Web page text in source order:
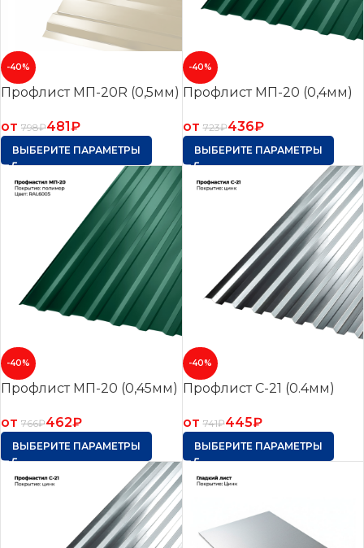
-40%
Профлист МП-20R (0,5мм)
от 798₽481₽
ВЫБЕРИТЕ ПАРАМЕТРЫ
-40%
Профлист МП-20 (0,4мм)
от 723₽436₽
ВЫБЕРИТЕ ПАРАМЕТРЫ
-40%
Профлист МП-20 (0,45мм)
от 766₽462₽
ВЫБЕРИТЕ ПАРАМЕТРЫ
-40%
Профлист С-21 (0.4мм)
от 741₽445₽
ВЫБЕРИТЕ ПАРАМЕТРЫ